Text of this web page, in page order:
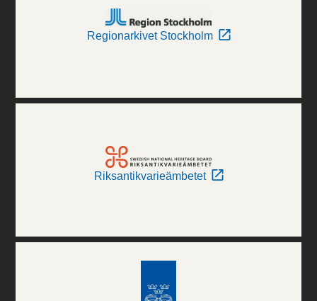
Regionarkivet Stockholm
Riksantikvarieämbetet